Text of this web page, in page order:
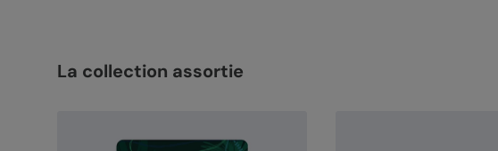
La collection assortie